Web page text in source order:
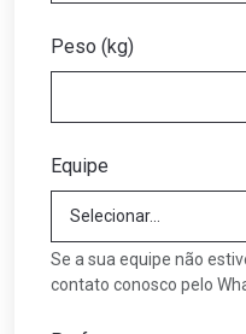
Peso (kg)
Equipe
Se a sua equipe não
contato conosco pelo